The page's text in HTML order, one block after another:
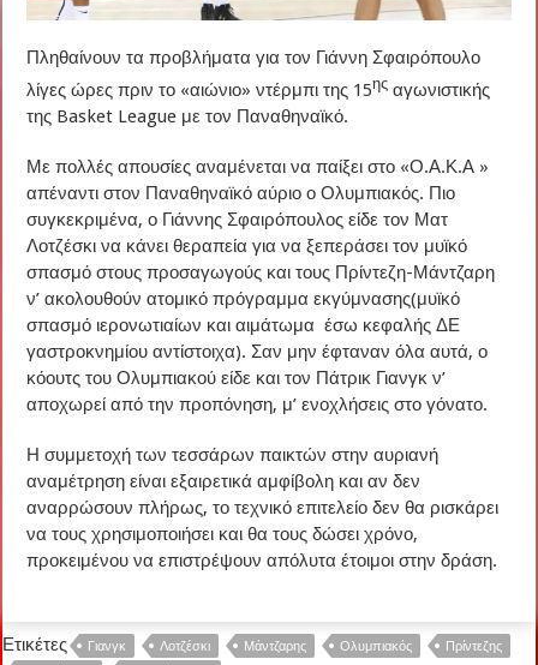
Πληθαίνουν τα προβλήματα για τον Γιάννη Σφαιρόπουλο
λίγες ώρες πριν το «αιώνιο» ντέρμπι της 15ης αγωνιστικής
της Basket League με τον Παναθηναϊκό.
Με πολλές απουσίες αναμένεται να παίξει στο «Ο.Α.Κ.Α »
απέναντι στον Παναθηναϊκό αύριο ο Ολυμπιακός. Πιο
συγκεκριμένα, ο Γιάννης Σφαιρόπουλος είδε τον Ματ
Λοτζέσκι να κάνει θεραπεία για να ξεπεράσει τον μυϊκό
σπασμό στους προσαγωγούς και τους Πρίντεζη-Μάντζαρη
ν’ ακολουθούν ατομικό πρόγραμμα εκγύμνασης(μυϊκό
σπασμό ιερονωτιαίων και αιμάτωμα έσω κεφαλής ΔΕ
γαστροκνημίου αντίστοιχα). Σαν μην έφταναν όλα αυτά, ο
κόουτς του Ολυμπιακού είδε και τον Πάτρικ Γιανγκ ν’
αποχωρεί από την προπόνηση, μ’ ενοχλήσεις στο γόνατο.
Η συμμετοχή των τεσσάρων παικτών στην αυριανή
αναμέτρηση είναι εξαιρετικά αμφίβολη και αν δεν
αναρρώσουν πλήρως, το τεχνικό επιτελείο δεν θα ρισκάρει
να τους χρησιμοποιήσει και θα τους δώσει χρόνο,
προκειμένου να επιστρέψουν απόλυτα έτοιμοι στην δράση.
Ετικέτες Γιανγκ Λοτζέσκι Μάντζαρης Ολυμπιακός
Πρίντεζης